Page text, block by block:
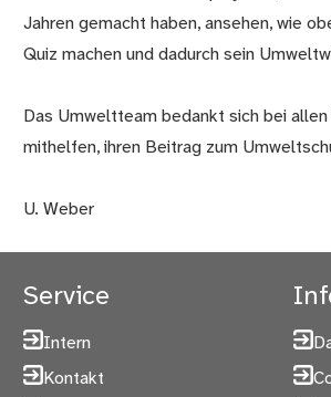
Jahren gemacht haben, ansehen, wie
Quiz machen und dadurch sein
Das Umweltteam bedankt sich bei
mithelfen, ihren Beitrag zum
U. Weber
Service
Intern
Kontakt